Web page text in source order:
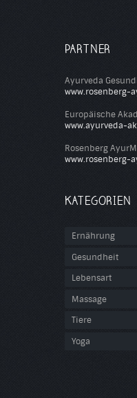
PARTNER
Ayurveda
www.rosenberg-
Europäische
www.ayurveda-
Rosenberg
www.rosenberg-
KATEGORIEN
Ernährung
Gesundheit
Lebensart
Massage
Tiere
Yoga